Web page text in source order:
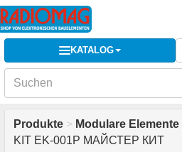
KATALOG
Produkte > Modulare Elemente
KIT EK-001P МАЙСТЕР КИТ